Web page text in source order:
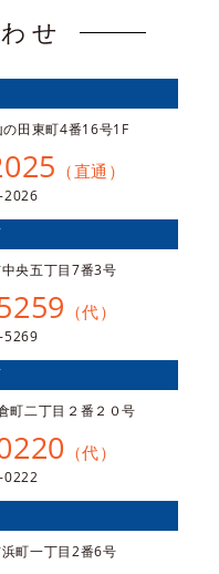
せ
田東町4番16号1F
（直通）
央五丁目7番3号
（代）
二丁目２番２０号
（代）
町一丁目2番6号